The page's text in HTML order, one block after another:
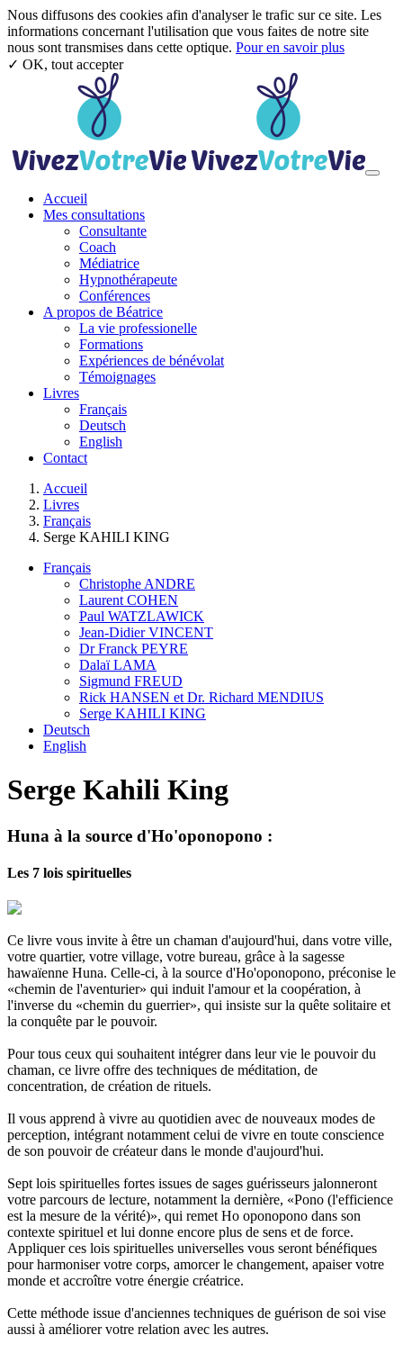
Nous diffusons des cookies afin d'analyser le trafic sur ce site. Les
informations concernant l'utilisation que vous faites de notre site
nous sont transmises dans cette optique. Pour en savoir plus
✓ OK, tout accepter
Aller au contenu principal
Accueil
Mes consultations
Consultante
Coach
Médiatrice
Hypnothérapeute
Conférences
A propos de Béatrice
La vie professionelle
Formations
Expériences de bénévolat
Témoignages
Livres
Français
Deutsch
English
Contact
You are here:
Accueil
Livres
Français
Serge KAHILI KING
Français
Christophe ANDRE
Laurent COHEN
Paul WATZLAWICK
Jean-Didier VINCENT
Dr Franck PEYRE
Dalaï LAMA
Sigmund FREUD
Rick HANSEN et Dr. Richard MENDIUS
Serge KAHILI KING
Deutsch
English
Serge Kahili King
Huna à la source d'Ho'oponopono :
Les 7 lois spirituelles
Ce livre vous invite à être un chaman d'aujourd'hui, dans votre ville,
votre quartier, votre village, votre bureau, grâce à la sagesse
hawaïenne Huna. Celle-ci, à la source d'Ho'oponopono, préconise le
«chemin de l'aventurier» qui induit l'amour et la coopération, à
l'inverse du «chemin du guerrier», qui insiste sur la quête solitaire et
la conquête par le pouvoir.
Pour tous ceux qui souhaitent intégrer dans leur vie le pouvoir du
chaman, ce livre offre des techniques de méditation, de
concentration, de création de rituels.
Il vous apprend à vivre au quotidien avec de nouveaux modes de
perception, intégrant notamment celui de vivre en toute conscience
de son pouvoir de créateur dans le monde d'aujourd'hui.
Sept lois spirituelles fortes issues de sages guérisseurs jalonneront
votre parcours de lecture, notamment la dernière, «Pono (l'efficience
est la mesure de la vérité)», qui remet Ho oponopono dans son
contexte spirituel et lui donne encore plus de sens et de force.
Appliquer ces lois spirituelles universelles vous seront bénéfiques
pour harmoniser votre corps, amorcer le changement, apaiser votre
monde et accroître votre énergie créatrice.
Cette méthode issue d'anciennes techniques de guérison de soi vise
aussi à améliorer votre relation avec les autres.